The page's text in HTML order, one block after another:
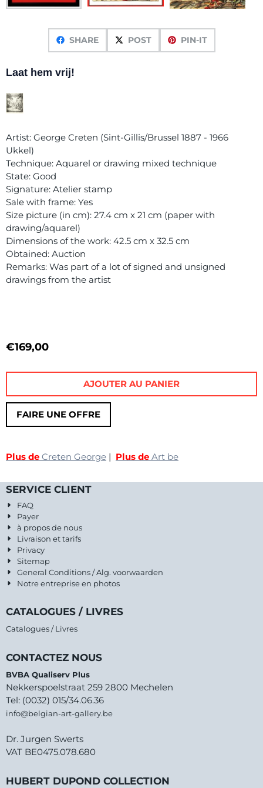
SHARE POST PIN-IT
Laat hem vrij!
Artist: George Creten (Sint-Gillis/Brussel 1887 - 1966
Ukkel)
Technique: Aquarel or drawing mixed technique
State: Good
Signature: Atelier stamp
Sale with frame: Yes
Size picture (in cm): 27.4 cm x 21 cm (paper with
drawing/aquarel)
Dimensions of the work: 42.5 cm x 32.5 cm
Obtained: Auction
Remarks: Was part of a lot of signed and unsigned
drawings from the artist
€169,00
FAIRE UNE OFFRE
AJOUTER AU PANIER
Plus de Creten George | Plus de Art be
SERVICE CLIENT
FAQ
Payer
à propos de nous
Livraison et tarifs
Privacy
Sitemap
General Conditions / Alg. voorwaarden
Notre entreprise en photos
CATALOGUES / LIVRES
Catalogues / Livres
CONTACTEZ NOUS
BVBA Qualiserv Plus
Nekkerspoelstraat 259 2800 Mechelen
Tel: (0032) 015/34.06.36
info@belgian-art-gallery.be
Dr. Jurgen Swerts
VAT BE0475.078.680
HUBERT DUPOND COLLECTION